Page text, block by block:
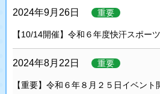
2024年9月26日 重要
【10/14開催】令和６年度快汗スポー
2024年8月22日 重要
【重要】令和６年８月２５日イベン